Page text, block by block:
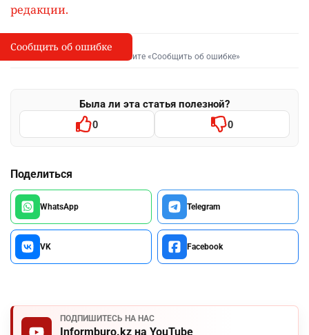
редакции.
I
Сообщить об опечатке
Выделите фрагмент и нажмите «Сообщить об ошибке»
Была ли эта статья полезной?
0 0
Поделиться
WhatsApp Telegram
VK Facebook
ПОДПИШИТЕСЬ НА НАС
Informburo.kz на YouTube
Сообщить об ошибке